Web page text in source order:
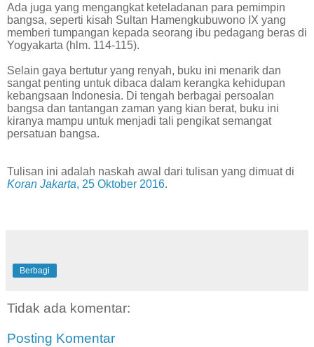
Ada juga yang mengangkat keteladanan para pemimpin
bangsa, seperti kisah Sultan Hamengkubuwono IX yang
memberi tumpangan kepada seorang ibu pedagang beras di
Yogyakarta (hlm. 114-115).
Selain gaya bertutur yang renyah, buku ini menarik dan
sangat penting untuk dibaca dalam kerangka kehidupan
kebangsaan Indonesia. Di tengah berbagai persoalan
bangsa dan tantangan zaman yang kian berat, buku ini
kiranya mampu untuk menjadi tali pengikat semangat
persatuan bangsa.
Tulisan ini adalah naskah awal dari tulisan yang dimuat di
Koran Jakarta, 25 Oktober 2016.
Berbagi
Tidak ada komentar:
Posting Komentar